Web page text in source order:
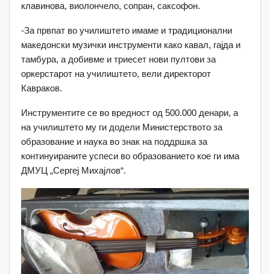
клавинова, виолончело, сопран, саксофон.
-За првпат во училиштето имаме и традиционални
македонски музички инструменти како кавал, гајда и
тамбура, а добивме и триесет нови пултови за
оркерстарот на училиштето, вели директорот
Кавраков.
Инструментите се во вредност од 500.000 денари, а
на училиштето му ги додели Министерството за
образование и наука во знак на поддршка за
континуираните успеси во образованието кое ги има
ДМУЦ „Сергеј Михајлов“.